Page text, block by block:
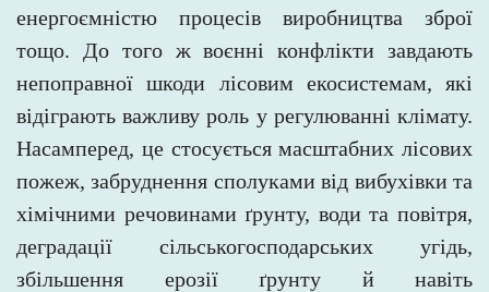
енергоємністю процесів виробництва зброї
тощо. До того ж воєнні конфлікти завдають
непоправної шкоди лісовим екосистемам, які
відіграють важливу роль у регулюванні клімату.
Насамперед, це стосується масштабних лісових
пожеж, забруднення сполуками від вибухівки та
хімічними речовинами ґрунту, води та повітря,
деградації сільськогосподарських угідь,
збільшення ерозії ґрунту й навіть